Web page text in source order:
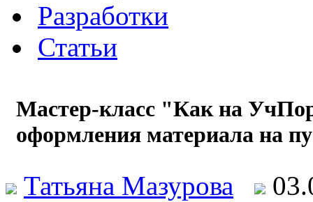
Разработки
Статьи
Мастер-класс "Как на
оформления материала на
Татьяна Мазурова